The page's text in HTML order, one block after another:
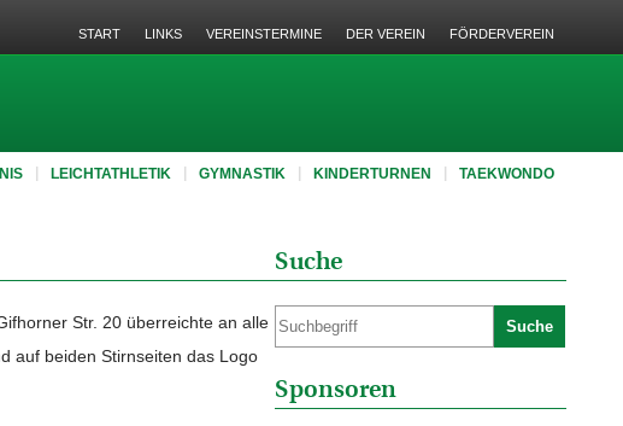
LEICHTATHLETIK GYMNASTIK KINDERTURNEN TAEKWONDO
START LINKS VEREINSTERMINE DER VEREIN FÖRDERVEREIN
Str. 20 überreichte an alle
auf beiden Stirnseiten das Logo
Suche
Suche
Sponsoren